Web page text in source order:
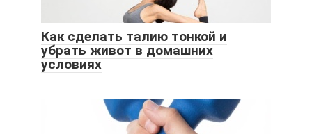
Как сделать талию тонкой и
убрать живот в домашних
условиях